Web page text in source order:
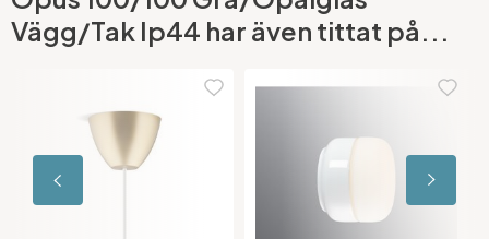
Vägg/Tak Ip44 har även tittat på...